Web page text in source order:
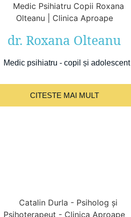
dr. Roxana Olteanu
Medic psihiatru - copil și adolescent
CITESTE MAI MULT